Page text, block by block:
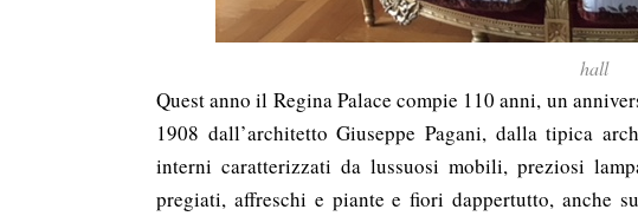
hall
Quest anno il Regina Palace compie 110 anni, un
1908 dall’architetto Giuseppe Pagani, dalla tipica
interni caratterizzati da lussuosi mobili, preziosi
pregiati, affreschi e piante e fiori dappertutto, anche